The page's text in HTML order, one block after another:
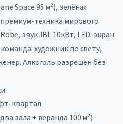
Space 95 м²), зелёная
техника мирового
звук JBL 10кВт, LED-экран
художник по свету,
Алкоголь разрешён без
квартал
зала + веранда 100 м²)